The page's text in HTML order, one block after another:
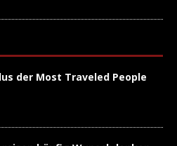
der Most Traveled People